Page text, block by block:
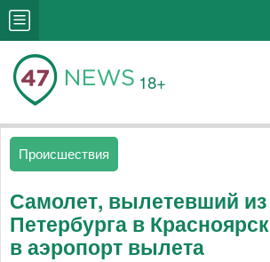
18+
Происшествия
Самолет, вылетевший из
Петербурга в
в аэропорт вылета